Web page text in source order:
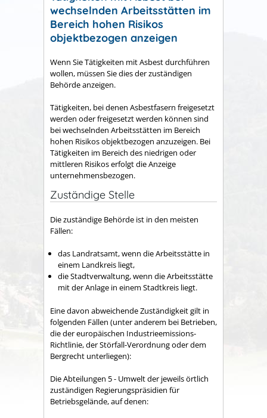
wechselnden Arbeitsstätten im
Bereich hohen Risikos
objektbezogen anzeigen
Wenn Sie Tätigkeiten mit Asbest durchführen
wollen, müssen Sie dies der zuständigen
Behörde anzeigen.
Tätigkeiten, bei denen Asbestfasern freigesetzt
werden oder freigesetzt werden können sind
bei wechselnden Arbeitsstätten im Bereich
hohen Risikos objektbezogen anzuzeigen. Bei
Tätigkeiten im Bereich des niedrigen oder
mittleren Risikos erfolgt die Anzeige
unternehmensbezogen.
Zuständige Stelle
Die zuständige Behörde ist in den meisten
Fällen:
das Landratsamt, wenn die Arbeitsstätte in
einem Landkreis liegt,
die Stadtverwaltung, wenn die Arbeitsstätte
mit der Anlage in einem Stadtkreis liegt.
Eine davon abweichende Zuständigkeit gilt in
folgenden Fällen (unter anderem bei Betrieben,
die der europäischen Industrieemissions-
Richtlinie, der Störfall-Verordnung oder dem
Bergrecht unterliegen):
Die Abteilungen 5 - Umwelt der jeweils örtlich
zuständigen Regierungspräsidien für
Betriebsgelände, auf denen: